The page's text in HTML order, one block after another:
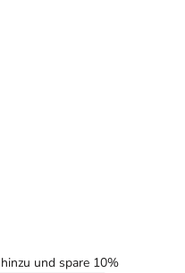
und spare 10%